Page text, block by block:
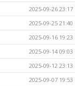
2025-09-26 23:17
2025-09-25 21:40
2025-09-16 19:23
2025-09-14 09:03
2025-09-12 23:13
2025-09-07 19:53